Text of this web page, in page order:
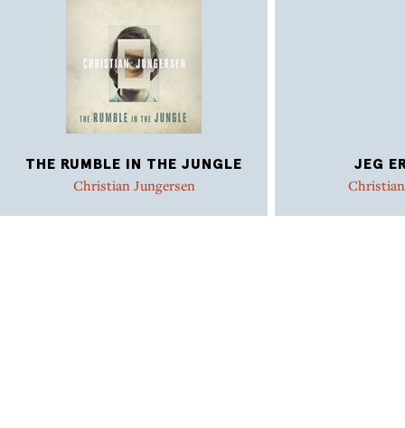
THE RUMBLE IN THE JUNGLE
Christian Jungersen
JEG